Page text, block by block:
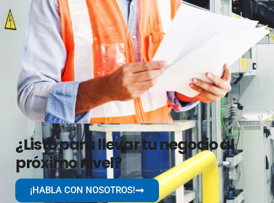
¿Listo para llevar tu negocio al
próximo nivel?
¡HABLA CON NOSOTROS!